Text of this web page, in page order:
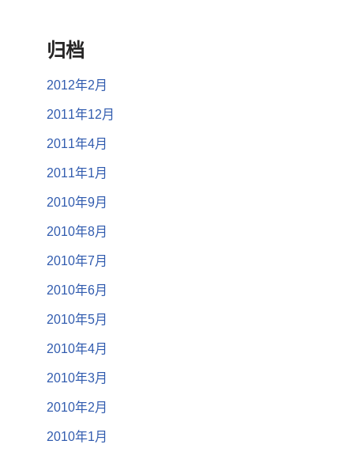
归档
2012年2月
2011年12月
2011年4月
2011年1月
2010年9月
2010年8月
2010年7月
2010年6月
2010年5月
2010年4月
2010年3月
2010年2月
2010年1月